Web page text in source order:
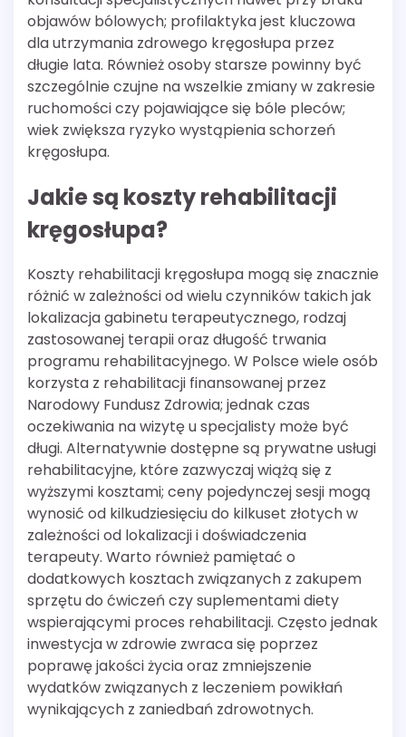
objawów bólowych; profilaktyka jest kluczowa
dla utrzymania zdrowego kręgosłupa przez
długie lata. Również osoby starsze powinny być
szczególnie czujne na wszelkie zmiany w zakresie
ruchomości czy pojawiające się bóle pleców;
wiek zwiększa ryzyko wystąpienia schorzeń
kręgosłupa.
Jakie są koszty rehabilitacji
kręgosłupa?
Koszty rehabilitacji kręgosłupa mogą się znacznie
różnić w zależności od wielu czynników takich jak
lokalizacja gabinetu terapeutycznego, rodzaj
zastosowanej terapii oraz długość trwania
programu rehabilitacyjnego. W Polsce wiele osób
korzysta z rehabilitacji finansowanej przez
Narodowy Fundusz Zdrowia; jednak czas
oczekiwania na wizytę u specjalisty może być
długi. Alternatywnie dostępne są prywatne usługi
rehabilitacyjne, które zazwyczaj wiążą się z
wyższymi kosztami; ceny pojedynczej sesji mogą
wynosić od kilkudziesięciu do kilkuset złotych w
zależności od lokalizacji i doświadczenia
terapeuty. Warto również pamiętać o
dodatkowych kosztach związanych z zakupem
sprzętu do ćwiczeń czy suplementami diety
wspierającymi proces rehabilitacji. Często jednak
inwestycja w zdrowie zwraca się poprzez
poprawę jakości życia oraz zmniejszenie
wydatków związanych z leczeniem powikłań
wynikających z zaniedbań zdrowotnych.